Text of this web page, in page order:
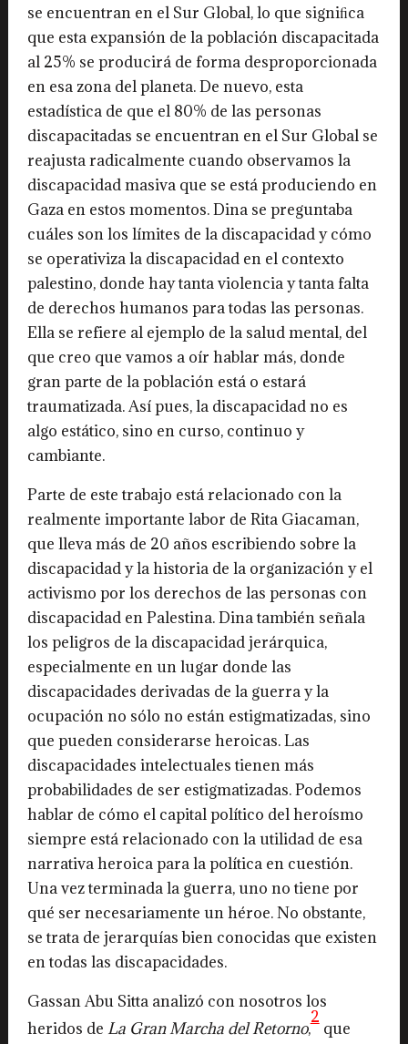
se encuentran en el Sur Global, lo que signiﬁca
que esta expansión de la población discapacitada
al 25% se producirá de forma desproporcionada
en esa zona del planeta. De nuevo, esta
estadística de que el 80% de las personas
discapacitadas se encuentran en el Sur Global se
reajusta radicalmente cuando observamos la
discapacidad masiva que se está produciendo en
Gaza en estos momentos. Dina se preguntaba
cuáles son los límites de la discapacidad y cómo
se operativiza la discapacidad en el contexto
palestino, donde hay tanta violencia y tanta falta
de derechos humanos para todas las personas.
Ella se refiere al ejemplo de la salud mental, del
que creo que vamos a oír hablar más, donde
gran parte de la población está o estará
traumatizada. Así pues, la discapacidad no es
algo estático, sino en curso, continuo y
cambiante.
Parte de este trabajo está relacionado con la
realmente importante labor de Rita Giacaman,
que lleva más de 20 años escribiendo sobre la
discapacidad y la historia de la organización y el
activismo por los derechos de las personas con
discapacidad en Palestina. Dina también señala
los peligros de la discapacidad jerárquica,
especialmente en un lugar donde las
discapacidades derivadas de la guerra y la
ocupación no sólo no están estigmatizadas, sino
que pueden considerarse heroicas. Las
discapacidades intelectuales tienen más
probabilidades de ser estigmatizadas. Podemos
hablar de cómo el capital político del heroísmo
siempre está relacionado con la utilidad de esa
narrativa heroica para la política en cuestión.
Una vez terminada la guerra, uno no tiene por
qué ser necesariamente un héroe. No obstante,
se trata de jerarquías bien conocidas que existen
en todas las discapacidades.
Gassan Abu Sitta analizó con nosotros los
heridos de La Gran Marcha del Retorno,
2
que